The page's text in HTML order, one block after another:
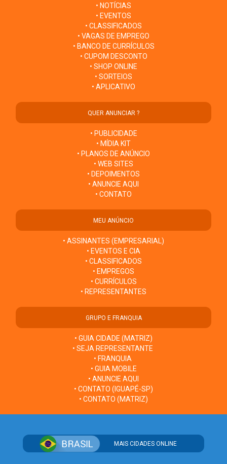
• NOTÍCIAS
• EVENTOS
• CLASSIFICADOS
• VAGAS DE EMPREGO
• BANCO DE CURRÍCULOS
• CUPOM DESCONTO
• SHOP ONLINE
• SORTEIOS
• APLICATIVO
QUER ANUNCIAR ?
• PUBLICIDADE
• MÍDIA KIT
• PLANOS DE ANÚNCIO
• WEB SITES
• DEPOIMENTOS
• ANUNCIE AQUI
• CONTATO
MEU ANÚNCIO
• ASSINANTES (EMPRESARIAL)
• EVENTOS E CIA
• CLASSIFICADOS
• EMPREGOS
• CURRÍCULOS
• REPRESENTANTES
GRUPO E FRANQUIA
• GUIA CIDADE (MATRIZ)
• SEJA REPRESENTANTE
• FRANQUIA
• GUIA MOBILE
• ANUNCIE AQUI
• CONTATO (IGUAPÉ-SP)
• CONTATO (MATRIZ)
MAIS CIDADES ONLINE